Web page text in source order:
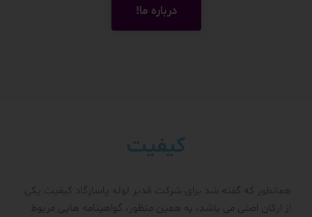
درباره ما!
کیفیت
همانطور که گفته شد برای شرکت قدیر لوله پاسارگاد کیفیت یکی
از ارکان اصلی می باشد، به همین منظور، گواهینامه هایی مربوط